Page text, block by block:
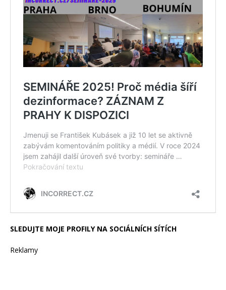
SLEDUJTE MOJE PROFILY NA SOCIÁLNÍCH SÍTÍCH
Reklamy